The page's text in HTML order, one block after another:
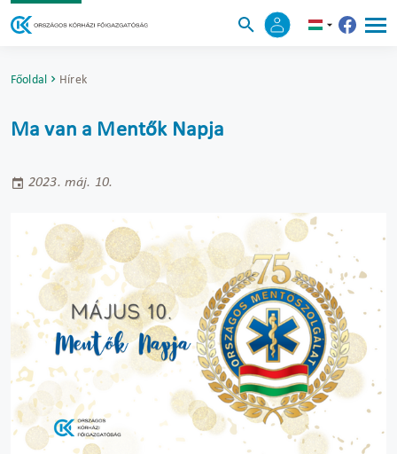
Főoldal Hírek
Ma van a Mentők Napja
2023. máj. 10.